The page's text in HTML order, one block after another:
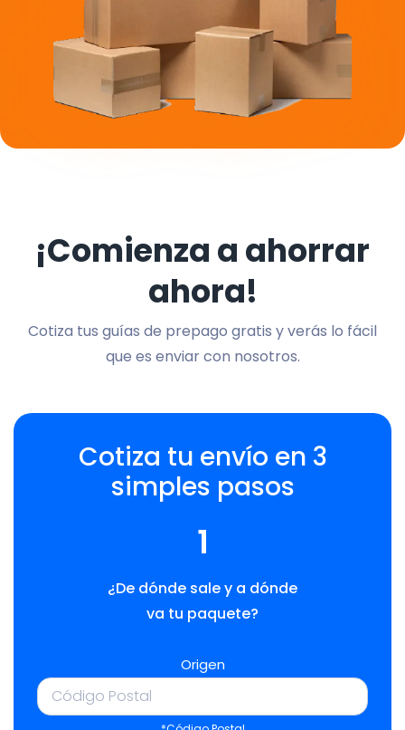
¡Comienza a ahorrar
ahora!
Cotiza tus guías de prepago gratis y verás lo fácil
que es enviar con nosotros.
Cotiza tu envío en 3
simples pasos
1
¿De dónde sale y a dónde
va tu paquete?
Origen